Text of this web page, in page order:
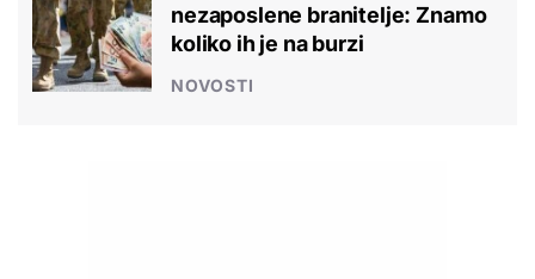
nezaposlene branitelje: Znamo
koliko ih je na burzi
NOVOSTI